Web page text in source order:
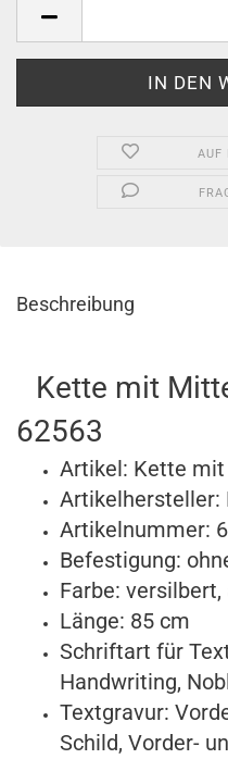
AUF
Beschreibung
Kette mit
62563
Artikel: Kette
Artikelhersteller:
Artikelnummer:
Befestigung:
Farbe:
Länge: 85 cm
Schriftart für
Handwriting,
Textgravur:
Schild, Vorder-